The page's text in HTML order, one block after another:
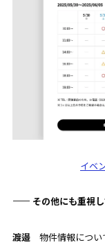
イベ
—— その他にも重視し
渡邉 物件情報につい